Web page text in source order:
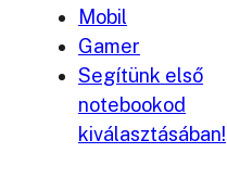
Mobil
Gamer
Segítünk első
notebookod
kiválasztásában!